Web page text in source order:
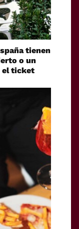
tienen
o un
el ticket